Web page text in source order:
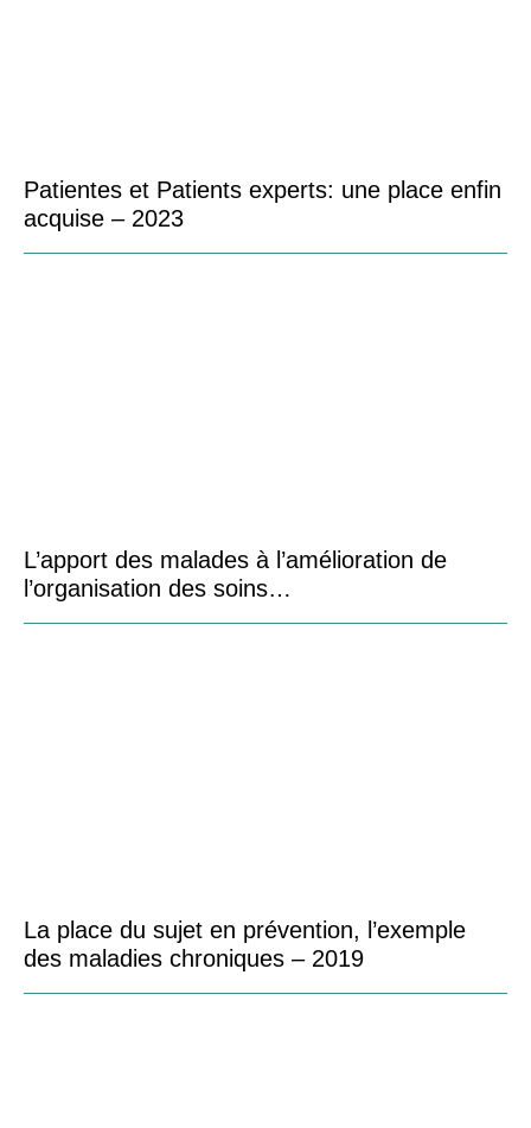
Patientes et Patients experts: une place enfin
acquise – 2023
L’apport des malades à l’amélioration de
l’organisation des soins…
La place du sujet en prévention, l’exemple
des maladies chroniques – 2019